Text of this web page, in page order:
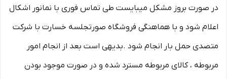
در صورت بروز مشکل میبایست طی تماس فوری با نمانور اشکال
اعلام شود و با هماهنگی فروشگاه صورتجلسه خسارت با شرکت
متصدی حمل بار انجام شود .بدیهی است بعد از انجام امور
مربوطه ، کالای مربوطه مسترد شده و در صورت موجود بودن